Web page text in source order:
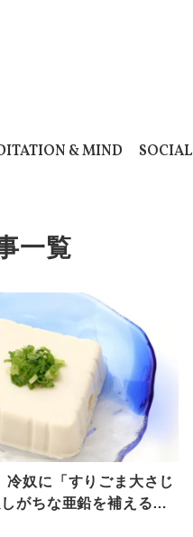
& MIND SOCIAL
一覧
冷奴に「すりごま大さじ
がちな亜鉛を補える｜